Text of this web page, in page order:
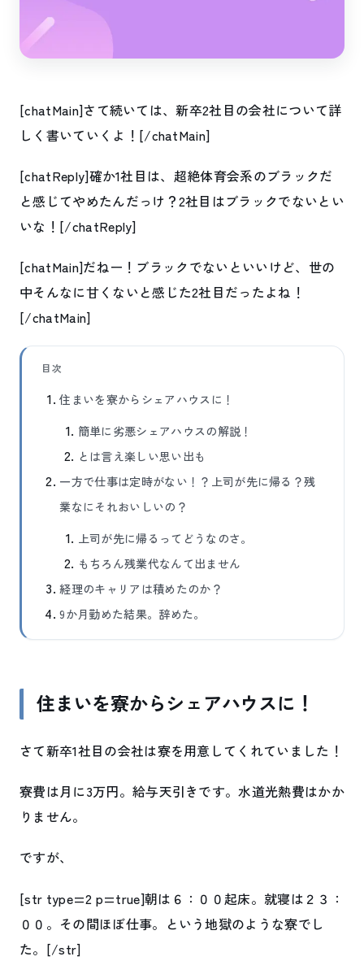
[chatMain]さて続いては、新卒2社目の会社について詳
しく書いていくよ！[/chatMain]
[chatReply]確か1社目は、超絶体育会系のブラックだ
と感じてやめたんだっけ？2社目はブラックでないとい
いな！[/chatReply]
[chatMain]だねー！ブラックでないといいけど、世の
中そんなに甘くないと感じた2社目だったよね！
[/chatMain]
目次
住まいを寮からシェアハウスに！
簡単に劣悪シェアハウスの解説！
とは言え楽しい思い出も
一方で仕事は定時がない！？上司が先に帰る？残
業なにそれおいしいの？
上司が先に帰るってどうなのさ。
もちろん残業代なんて出ません
経理のキャリアは積めたのか？
9か月勤めた結果。辞めた。
住まいを寮からシェアハウスに！
さて新卒1社目の会社は寮を用意してくれていました！
寮費は月に3万円。給与天引きです。水道光熱費はかか
りません。
ですが、
[str type=2 p=true]朝は６：００起床。就寝は２３：
００。その間ほぼ仕事。という地獄のような寮でし
た。[/str]